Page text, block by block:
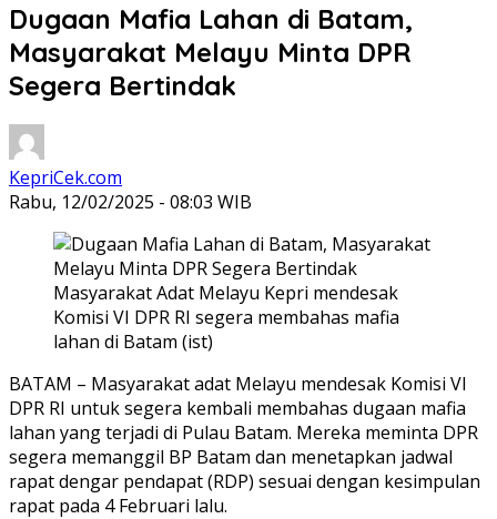
Dugaan Mafia Lahan di Batam,
Masyarakat Melayu Minta DPR
Segera Bertindak
KepriCek.com
Rabu, 12/02/2025 - 08:03 WIB
Masyarakat Adat Melayu Kepri mendesak
Komisi VI DPR RI segera membahas mafia
lahan di Batam (ist)
BATAM – Masyarakat adat Melayu mendesak Komisi VI
DPR RI untuk segera kembali membahas dugaan mafia
lahan yang terjadi di Pulau Batam. Mereka meminta DPR
segera memanggil BP Batam dan menetapkan jadwal
rapat dengar pendapat (RDP) sesuai dengan kesimpulan
rapat pada 4 Februari lalu.